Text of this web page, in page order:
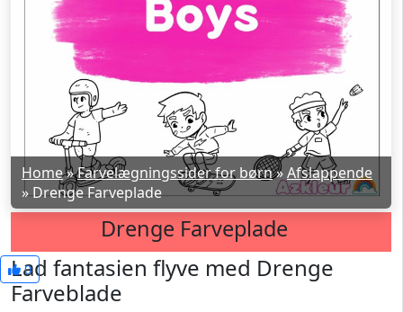
Home»Farvelægningssider for børn»Afslappende
»Drenge Farveplade
Drenge Farveplade
0
Lad fantasien flyve med Drenge
Farveblade